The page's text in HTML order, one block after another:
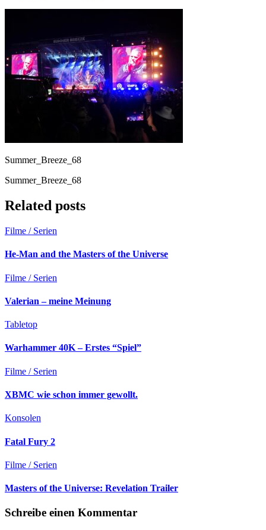
Summer_Breeze_68
Summer_Breeze_68
Related posts
Filme / Serien
He-Man and the Masters of the Universe
Filme / Serien
Valerian – meine Meinung
Tabletop
Warhammer 40K – Erstes “Spiel”
Filme / Serien
XBMC wie schon immer gewollt.
Konsolen
Fatal Fury 2
Filme / Serien
Masters of the Universe: Revelation Trailer
Schreibe einen Kommentar